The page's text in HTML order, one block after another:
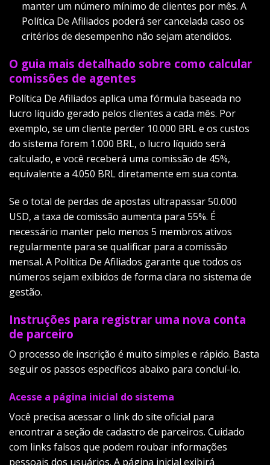
manter um número mínimo de clientes por mês. A
Política De Afiliados poderá ser cancelada caso os
critérios de desempenho não sejam atendidos.
O guia mais detalhado sobre como calcular
comissões de agentes
Política De Afiliados aplica uma fórmula baseada no
lucro líquido gerado pelos clientes a cada mês. Por
exemplo, se um cliente perder 10.000 BRL e os custos
do sistema forem 1.000 BRL, o lucro líquido será
calculado, e você receberá uma comissão de 45%,
equivalente a 4.050 BRL diretamente em sua conta.
Se o total de perdas de apostas ultrapassar 50.000
USD, a taxa de comissão aumenta para 55%. É
necessário manter pelo menos 5 membros ativos
regularmente para se qualificar para a comissão
mensal. A Política De Afiliados garante que todos os
números sejam exibidos de forma clara no sistema de
gestão.
Instruções para registrar uma nova conta
de parceiro
O processo de inscrição é muito simples e rápido. Basta
seguir os passos específicos abaixo para concluí-lo.
Acesse a página inicial do sistema
Você precisa acessar o link do site oficial para
encontrar a seção de cadastro de parceiros. Cuidado
com links falsos que podem roubar informações
pessoais dos usuários. A página inicial exibirá